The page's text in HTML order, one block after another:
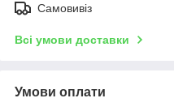
Самовивіз
Всі умови доставки
Умови оплати